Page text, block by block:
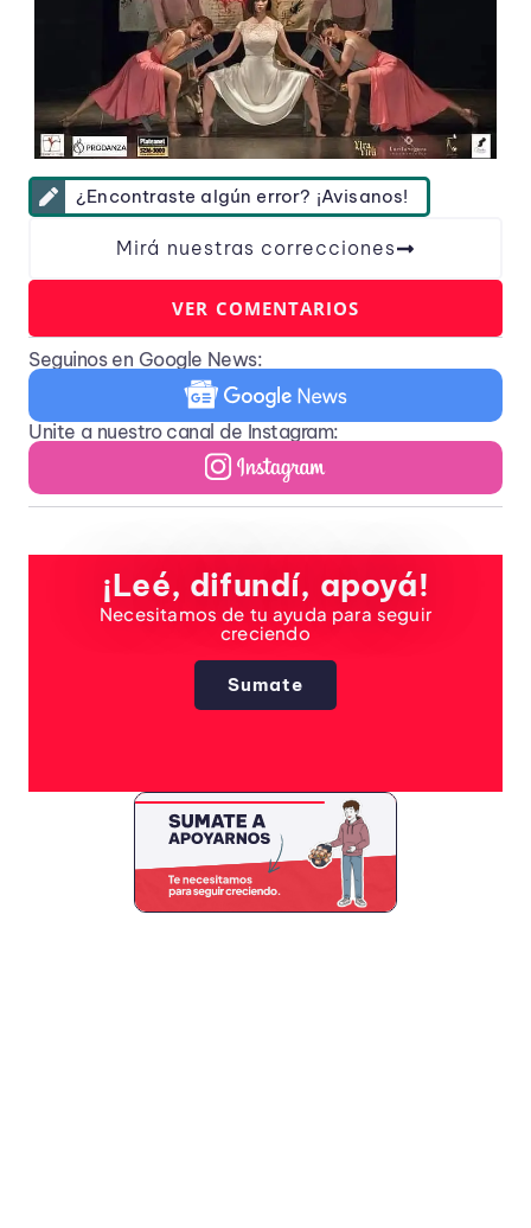
¿Encontraste algún error? ¡Avisanos!
Mirá nuestras correcciones
VER COMENTARIOS
Seguinos en Google News:
Unite a nuestro canal de Instagram:
¡Leé, difundí, apoyá!
Necesitamos de tu ayuda para seguir
creciendo
Sumate